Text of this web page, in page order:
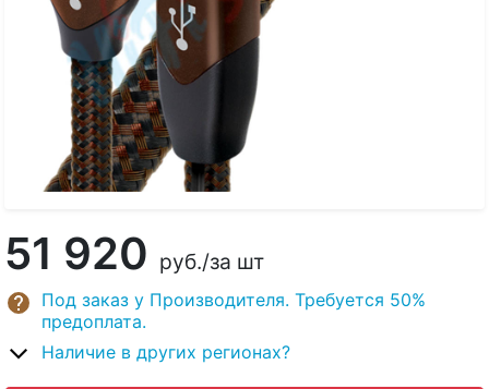
51 920 руб./за шт
Под заказ у Производителя. Требуется 50%
предоплата.
Наличие в других регионах?